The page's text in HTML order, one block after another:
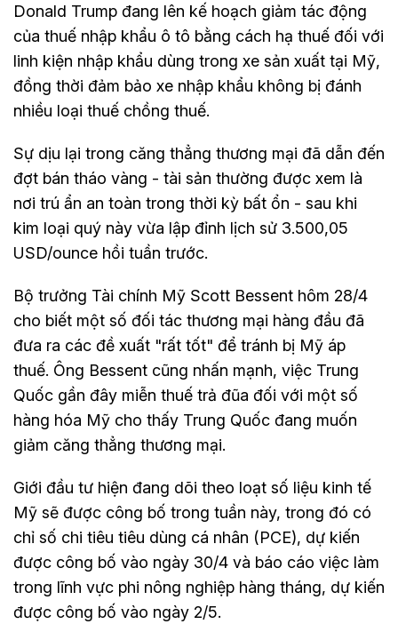
Donald Trump đang lên kế hoạch giảm tác động
của thuế nhập khẩu ô tô bằng cách hạ thuế đối với
linh kiện nhập khẩu dùng trong xe sản xuất tại Mỹ,
đồng thời đảm bảo xe nhập khẩu không bị đánh
nhiều loại thuế chồng thuế.
Sự dịu lại trong căng thẳng thương mại đã dẫn đến
đợt bán tháo vàng - tài sản thường được xem là
nơi trú ẩn an toàn trong thời kỳ bất ổn - sau khi
kim loại quý này vừa lập đỉnh lịch sử 3.500,05
USD/ounce hồi tuần trước.
Bộ trưởng Tài chính Mỹ Scott Bessent hôm 28/4
cho biết một số đối tác thương mại hàng đầu đã
đưa ra các đề xuất "rất tốt" để tránh bị Mỹ áp
thuế. Ông Bessent cũng nhấn mạnh, việc Trung
Quốc gần đây miễn thuế trả đũa đối với một số
hàng hóa Mỹ cho thấy Trung Quốc đang muốn
giảm căng thẳng thương mại.
Giới đầu tư hiện đang dõi theo loạt số liệu kinh tế
Mỹ sẽ được công bố trong tuần này, trong đó có
chỉ số chi tiêu tiêu dùng cá nhân (PCE), dự kiến
được công bố vào ngày 30/4 và báo cáo việc làm
trong lĩnh vực phi nông nghiệp hàng tháng, dự kiến
được công bố vào ngày 2/5.